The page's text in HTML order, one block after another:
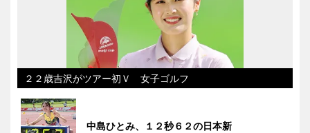
２２歳吉沢がツアー初Ｖ 女子ゴルフ
中島ひとみ、１２秒６２の日本新